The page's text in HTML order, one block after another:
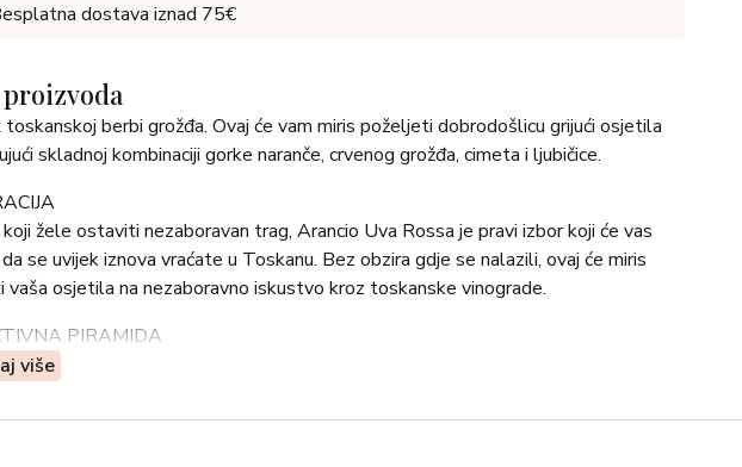
dostava iznad 75€
berbi grožđa. Ovaj će vam miris poželjeti dobrodošlicu grijući osjetila
skladnoj kombinaciji gorke naranče, crvenog grožđa, cimeta i ljubičice.
žele ostaviti nezaboravan trag, Arancio Uva Rossa je pravi izbor koji će vas
se uvijek iznova vraćate u Toskanu. Bez obzira gdje se nalazili, ovaj će miris
vaša osjetila na nezaboravno iskustvo kroz toskanske vinograde.
PIRAMIDA
mandarina
više